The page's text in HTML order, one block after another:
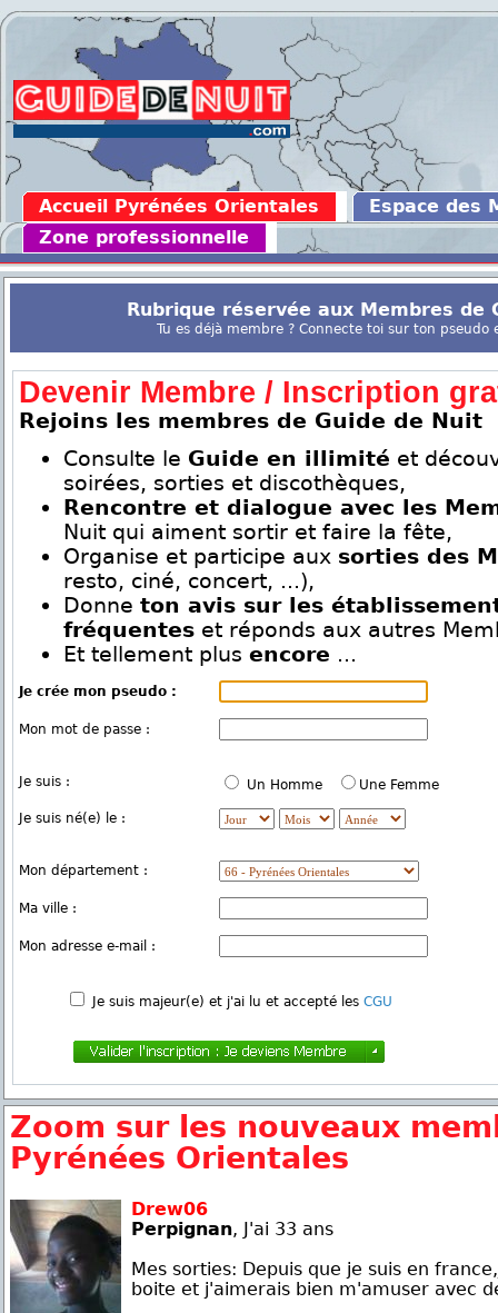
Accueil Pyrénées Orientales
Espace des
Zone professionnelle
Rubrique réservée aux Membres de
Tu es déjà membre ? Connecte toi sur ton pseudo
Devenir Membre / Inscription
Rejoins les membres de Guide de Nuit
Consulte le Guide en illimité et
soirées, sorties et discothèques,
Rencontre et dialogue avec les
Nuit qui aiment sortir et faire la fête,
Organise et participe aux sorties des
resto, ciné, concert, ...),
Donne ton avis sur les
fréquentes et réponds aux autres
Et tellement plus encore ...
Je crée mon pseudo :
Mon mot de passe :
Je suis : Un Homme Une Femme
Je suis né(e) le :
Mon département :
Ma ville :
Mon adresse e-mail :
Je suis majeur(e) et j'ai lu et accepté les CGU
Zoom sur les nouveaux
Pyrénées Orientales
Drew06
Perpignan, J'ai 33 ans
Mes sorties: Depuis que je suis en
boite et j'aimerais bien m'amuser avec